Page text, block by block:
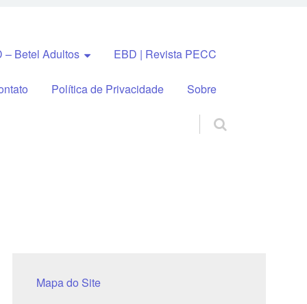
– Betel Adultos EBD | Revista PECC
Política de Privacidade Sobre
Mapa do Site